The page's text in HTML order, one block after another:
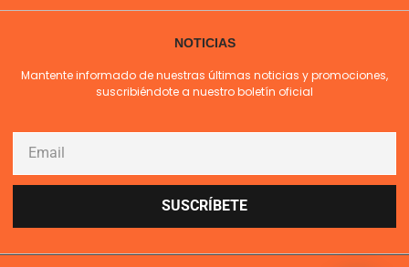
NOTICIAS
Mantente informado de nuestras últimas noticias y promociones,
suscribiéndote a nuestro boletín oficial
SUSCRÍBETE